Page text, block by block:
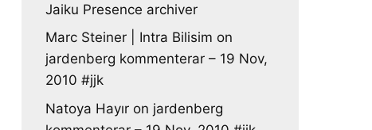
Jaiku Presence archiver
Marc Steiner | Intra Bilisim on
jardenberg kommenterar – 19 Nov,
2010 #jjk
Natoya Hayır on jardenberg